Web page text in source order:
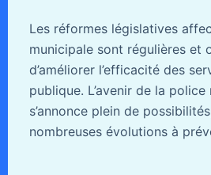
Les réformes législatives
municipale sont régulières et
d’améliorer l’efficacité des
publique. L’avenir de la
s’annonce plein de
nombreuses évolutions à